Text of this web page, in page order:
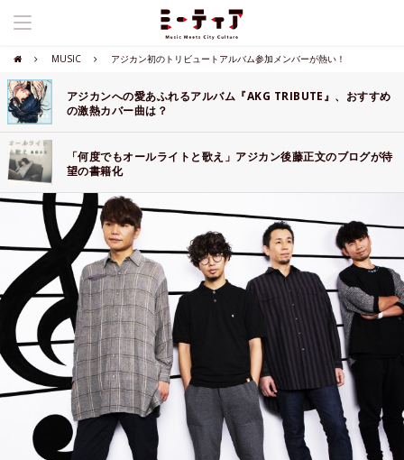
MUSIC アジカン初のトリビュートアルバム参加メンバーが熱い！
アジカンへの愛あふれるアルバム『AKG TRIBUTE』、おすすめ
の激熱カバー曲は？
「何度でもオールライトと歌え」アジカン後藤正文のブログが待
望の書籍化